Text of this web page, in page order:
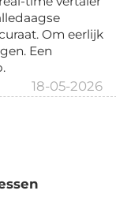
Om eerlijk
Een
18-05-2026